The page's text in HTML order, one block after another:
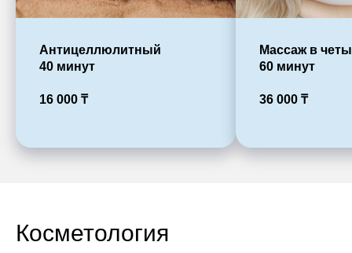
Антицеллюлитный
40 минут
16 000 ₸
Массаж в
60 минут
36 000 ₸
Косметология